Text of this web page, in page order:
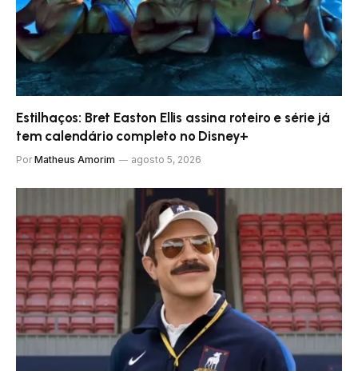
Estilhaços: Bret Easton Ellis assina roteiro e série já
tem calendário completo no Disney+
Por Matheus Amorim agosto 5, 2026